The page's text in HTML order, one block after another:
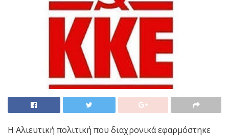
Η Αλιευτική πολιτική που διαχρονικά εφαρμόστηκε